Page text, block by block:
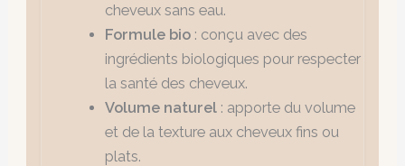
cheveux sans eau.
Formule bio: conçu avec des
ingrédients biologiques pour respecter
la santé des cheveux.
Volume naturel: apporte du volume
et de la texture aux cheveux fins ou
plats.